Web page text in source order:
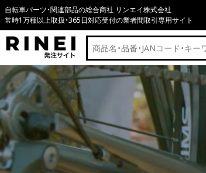
自転車パーツ・関連部品の総合商社 リンエイ株式会社
常時1万種以上取扱・365日対応受付の業者間取引専用サイト